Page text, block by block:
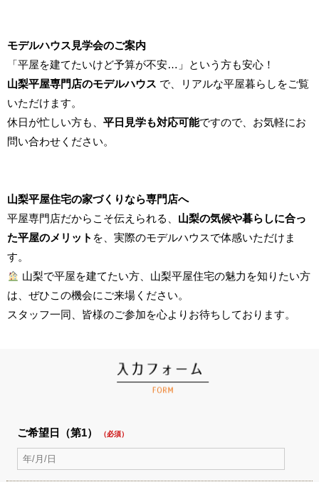
モデルハウス見学会のご案内
「平屋を建てたいけど予算が不安…」という方も安心！
山梨平屋専門店のモデルハウス で、リアルな平屋暮らしをご覧
いただけます。
休日が忙しい方も、 平日見学も対応可能ですので、お気軽にお
問い合わせください。
山梨平屋住宅の家づくりなら専門店へ
平屋専門店だからこそ伝えられる、 山梨の気候や暮らしに合っ
た平屋のメリット を、実際のモデルハウスで体感いただけま
す。
山梨で平屋を建てたい方、山梨平屋住宅の魅力を知りたい方
は、ぜひこの機会にご来場ください。
スタッフ一同、皆様のご参加を心よりお待ちしております。
ご希望日（第1） （必須）